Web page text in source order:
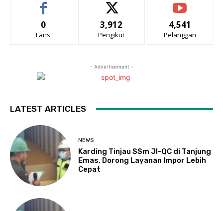
0
Fans
3,912
Pengikut
4,541
Pelanggan
- Advertisement -
LATEST ARTICLES
NEWS
Karding Tinjau SSm JI-QC di Tanjung
Emas, Dorong Layanan Impor Lebih
Cepat